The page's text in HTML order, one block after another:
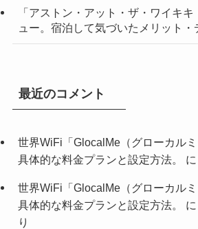
「アストン・アット・ザ・ワイキ
ュー。宿泊して気づいたメリット・
最近のコメント
世界WiFi「GlocalMe（グローカルミ
具体的な料金プランと設定方法。
に
世界WiFi「GlocalMe（グローカルミ
具体的な料金プランと設定方法。
に
り